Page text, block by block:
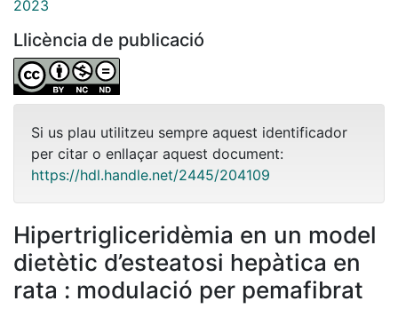
2023
Llicència de publicació
Si us plau utilitzeu sempre aquest identificador
per citar o enllaçar aquest document:
https://hdl.handle.net/2445/204109
Hipertrigliceridèmia en un model
dietètic d’esteatosi hepàtica en
rata : modulació per pemafibrat